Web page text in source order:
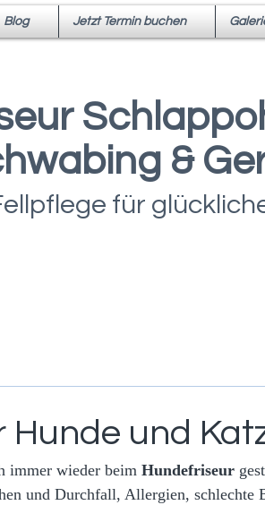
Blog Jetzt Termin buchen
&
für
Hunde und
immer wieder beim Hundefriseur
und Durchfall, Allergien, schlechte